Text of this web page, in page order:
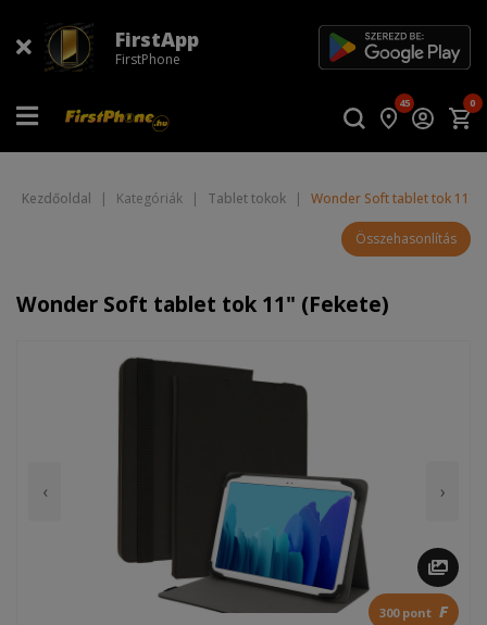
FirstApp
FirstPhone
45 0
Kezdőoldal | Kategóriák | Tablet tokok | Wonder Soft tablet tok 11"
Összehasonlítás
Wonder Soft tablet tok 11" (Fekete)
‹ ›
300 pont F